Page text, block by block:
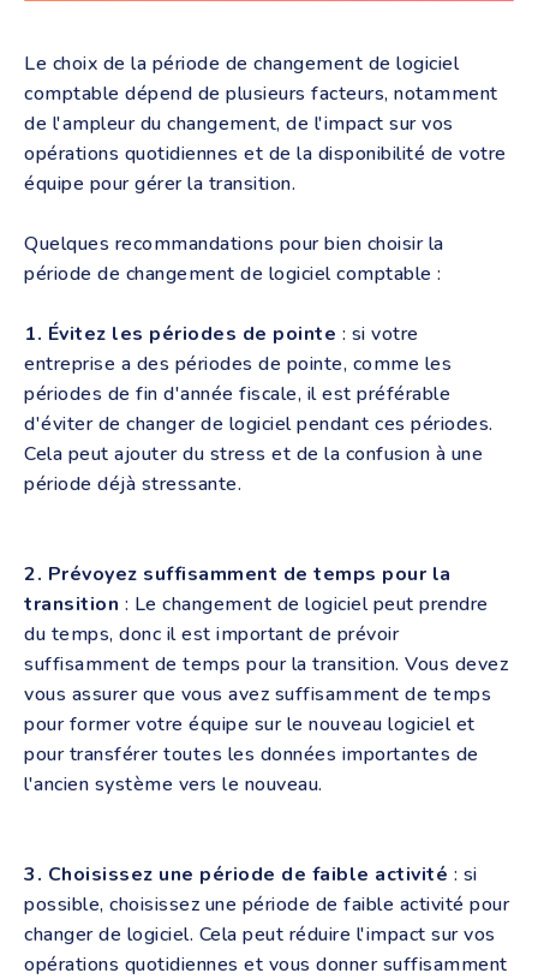
Le choix de la période de changement de logiciel
comptable dépend de plusieurs facteurs, notamment
de l'ampleur du changement, de l'impact sur vos
opérations quotidiennes et de la disponibilité de votre
équipe pour gérer la transition.
Quelques recommandations pour bien choisir la
période de changement de logiciel comptable :
1. Évitez les périodes de pointe : si votre
entreprise a des périodes de pointe, comme les
périodes de fin d'année fiscale, il est préférable
d'éviter de changer de logiciel pendant ces périodes.
Cela peut ajouter du stress et de la confusion à une
période déjà stressante.
2. Prévoyez suffisamment de temps pour la
transition : Le changement de logiciel peut prendre
du temps, donc il est important de prévoir
suffisamment de temps pour la transition. Vous devez
vous assurer que vous avez suffisamment de temps
pour former votre équipe sur le nouveau logiciel et
pour transférer toutes les données importantes de
l'ancien système vers le nouveau.
3. Choisissez une période de faible activité : si
possible, choisissez une période de faible activité pour
changer de logiciel. Cela peut réduire l'impact sur vos
opérations quotidiennes et vous donner suffisamment